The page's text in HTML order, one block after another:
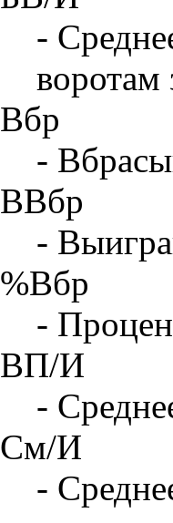
-
воротам
Вбр
-
ВВбр
-
%Вбр
-
ВП/И
-
См/И
-